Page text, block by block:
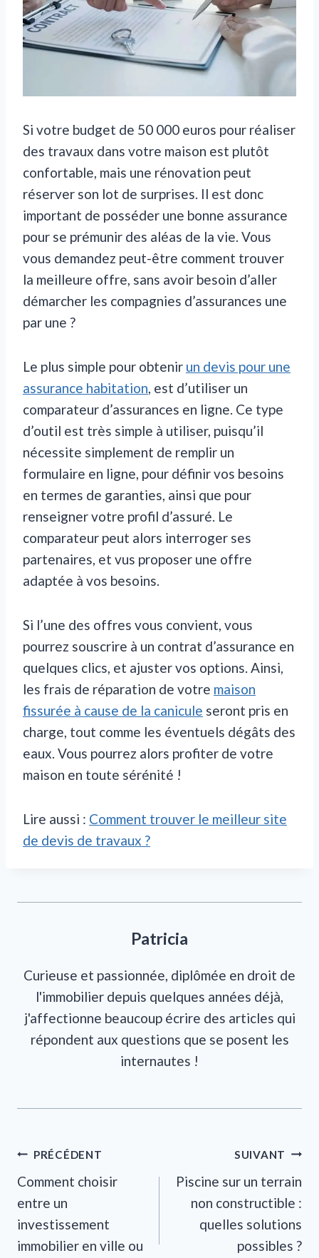
Si votre budget de 50 000 euros pour réaliser
des travaux dans votre maison est plutôt
confortable, mais une rénovation peut
réserver son lot de surprises. Il est donc
important de posséder une bonne assurance
pour se prémunir des aléas de la vie. Vous
vous demandez peut-être comment trouver
la meilleure offre, sans avoir besoin d’aller
démarcher les compagnies d’assurances une
par une ?
Le plus simple pour obtenir un devis pour une
assurance habitation , est d’utiliser un
comparateur d’assurances en ligne. Ce type
d’outil est très simple à utiliser, puisqu’il
nécessite simplement de remplir un
formulaire en ligne, pour définir vos besoins
en termes de garanties, ainsi que pour
renseigner votre profil d’assuré. Le
comparateur peut alors interroger ses
partenaires, et vus proposer une offre
adaptée à vos besoins.
Si l’une des offres vous convient, vous
pourrez souscrire à un contrat d’assurance en
quelques clics, et ajuster vos options. Ainsi,
les frais de réparation de votre maison
fissurée à cause de la canicule seront pris en
charge, tout comme les éventuels dégâts des
eaux. Vous pourrez alors profiter de votre
maison en toute sérénité !
Lire aussi : Comment trouver le meilleur site
de devis de travaux ?
Patricia
Curieuse et passionnée, diplômée en droit de
l'immobilier depuis quelques années déjà,
j'affectionne beaucoup écrire des articles qui
répondent aux questions que se posent les
internautes !
Navigation
de
l’article
PRÉCÉDENT
Comment choisir
entre un
investissement
immobilier en ville ou
SUIVANT
Piscine sur un terrain
non constructible :
quelles solutions
possibles ?